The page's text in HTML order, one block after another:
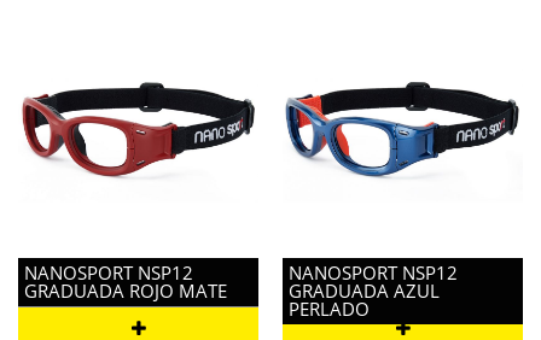
NANOSPORT NSP12
GRADUADA ROJO MATE
NANOSPORT NSP12
GRADUADA AZUL
PERLADO